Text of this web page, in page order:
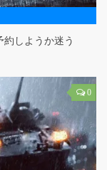
約しようか迷う
0